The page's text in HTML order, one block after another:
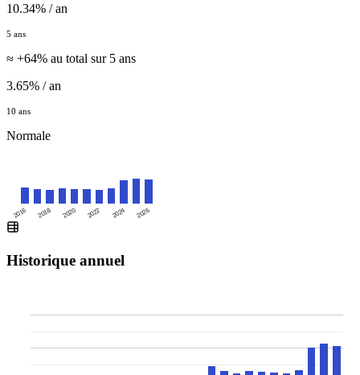
10.34% / an
5 ans
≈ +64% au total sur 5 ans
3.65% / an
10 ans
Normale
2016 2018 2020 2022 2024 2026
Historique annuel